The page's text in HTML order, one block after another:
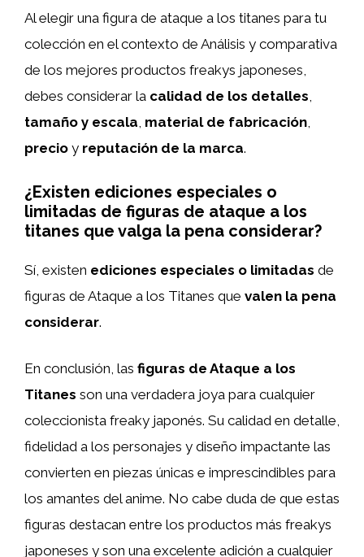
Al elegir una figura de ataque a los titanes para tu
colección en el contexto de Análisis y comparativa
de los mejores productos freakys japoneses,
debes considerar la calidad de los detalles,
tamaño y escala, material de fabricación,
precio y reputación de la marca.
¿Existen ediciones especiales o
limitadas de figuras de ataque a los
titanes que valga la pena considerar?
Sí, existen ediciones especiales o limitadas de
figuras de Ataque a los Titanes que valen la pena
considerar.
En conclusión, las figuras de Ataque a los
Titanes son una verdadera joya para cualquier
coleccionista freaky japonés. Su calidad en detalle,
fidelidad a los personajes y diseño impactante las
convierten en piezas únicas e imprescindibles para
los amantes del anime. No cabe duda de que estas
figuras destacan entre los productos más freakys
japoneses y son una excelente adición a cualquier